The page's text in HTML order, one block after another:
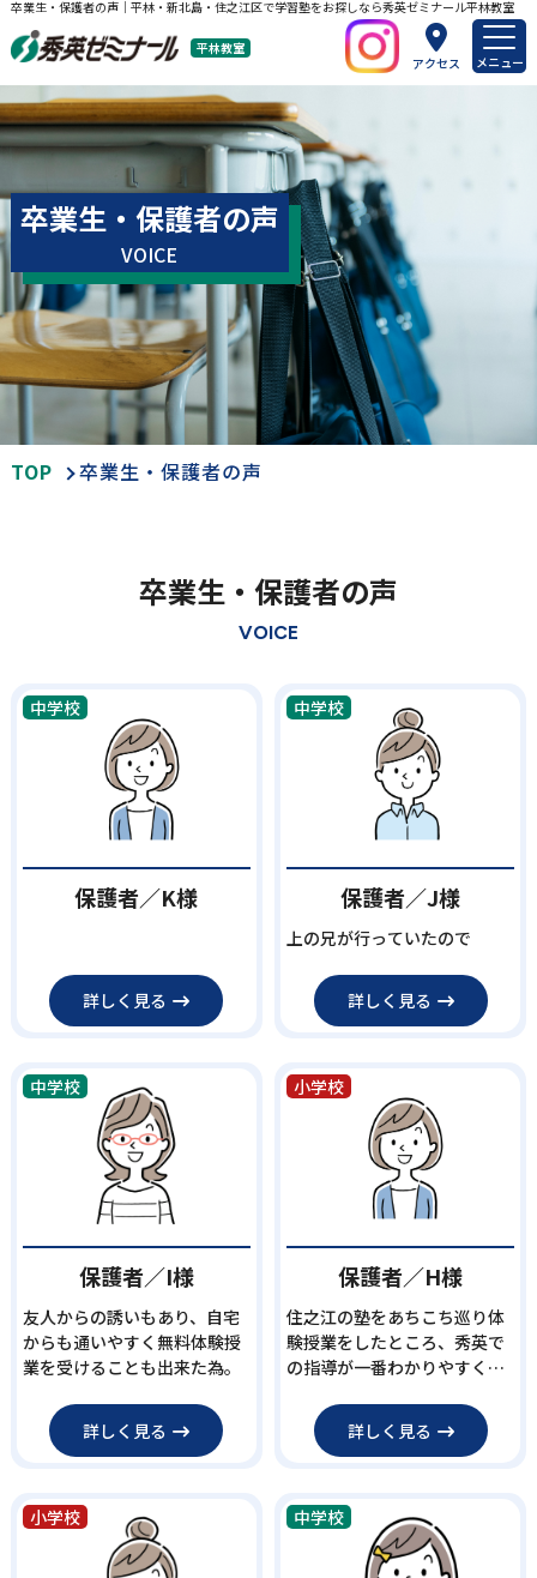
卒業生・保護者の声｜平林・新北島・住之江区で学習塾をお探しなら秀英ゼミナール平林教室
平林教室
アクセス
メニュー
卒業生・保護者の声
VOICE
TOP 卒業生・保護者の声
卒業生・保護者の声
VOICE
中学校
保護者／K様
詳しく見る
中学校
保護者／J様
上の兄が行っていたので
詳しく見る
中学校
保護者／I様
友人からの誘いもあり、自宅
からも通いやすく無料体験授
業を受けることも出来た為。
詳しく見る
小学校
保護者／H様
住之江の塾をあちこち巡り体
験授業をしたところ、秀英で
の指導が一番わかりやすく楽
ことが決め手となりました。
詳しく見る
小学校 中学校